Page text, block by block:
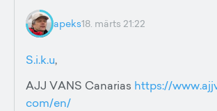
apeks18. märts 21:22
S.i.k.u,
AJJ VANS Canarias https://
com/en/